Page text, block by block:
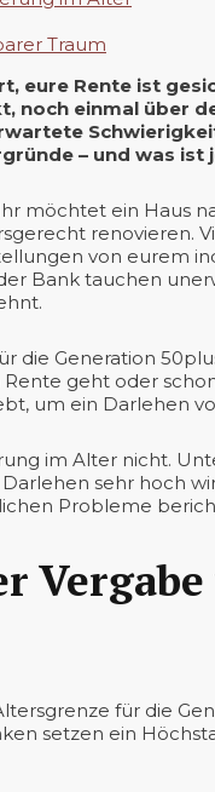
Traum
eure Rente ist
noch einmal über
– und was ist
möchtet ein Haus
renovieren.
von eurem
Bank tauchen
die Generation
geht oder
um ein Darlehen
im Alter nicht.
sehr hoch
Probleme
für die
setzen ein